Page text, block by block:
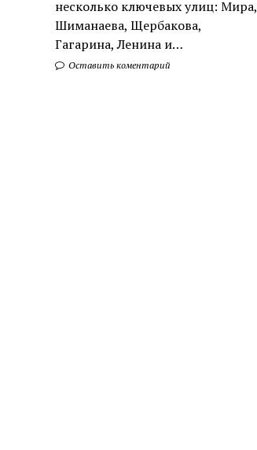
несколько ключевых улиц: Мира,
Шиманаева, Щербакова,
Гагарина, Ленина и…
Оставить коментарий